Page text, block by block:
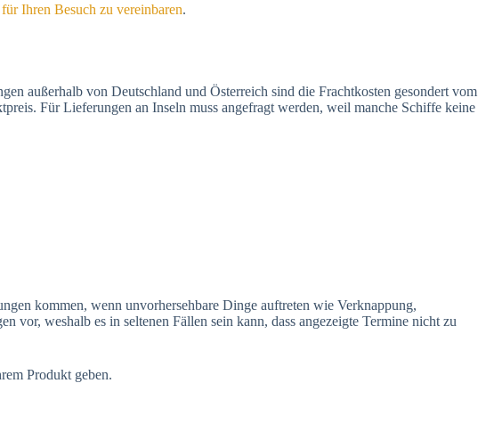
Ihren Besuch zu vereinbaren.
außerhalb von Deutschland und Österreich sind die Frachtkosten gesondert vom
Für Lieferungen an Inseln muss angefragt werden, weil manche Schiffe keine
kommen, wenn unvorhersehbare Dinge auftreten wie Verknappung,
vor, weshalb es in seltenen Fällen sein kann, dass angezeigte Termine nicht zu
Produkt geben.